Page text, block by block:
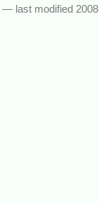
— last modified